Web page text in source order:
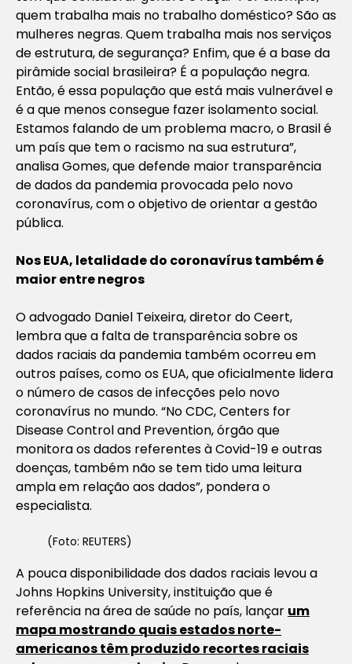
quem trabalha mais no trabalho doméstico? São as
mulheres negras. Quem trabalha mais nos serviços
de estrutura, de segurança? Enfim, que é a base da
pirâmide social brasileira? É a população negra.
Então, é essa população que está mais vulnerável e
é a que menos consegue fazer isolamento social.
Estamos falando de um problema macro, o Brasil é
um país que tem o racismo na sua estrutura”,
analisa Gomes, que defende maior transparência
de dados da pandemia provocada pelo novo
coronavírus, com o objetivo de orientar a gestão
pública.
Nos EUA, letalidade do coronavírus também é
maior entre negros
O advogado Daniel Teixeira, diretor do Ceert,
lembra que a falta de transparência sobre os
dados raciais da pandemia também ocorreu em
outros países, como os EUA, que oficialmente lidera
o número de casos de infecções pelo novo
coronavírus no mundo. “No CDC, Centers for
Disease Control and Prevention, órgão que
monitora os dados referentes à Covid-19 e outras
doenças, também não se tem tido uma leitura
ampla em relação aos dados”, pondera o
especialista.
(Foto: REUTERS)
A pouca disponibilidade dos dados raciais levou a
Johns Hopkins University, instituição que é
referência na área de saúde no país, lançar um
mapa mostrando quais estados norte-
americanos têm produzido recortes raciais